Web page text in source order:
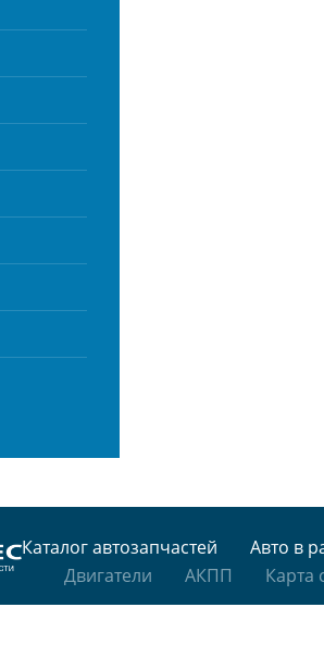
Каталог автозапчастей
Авто в
Двигатели
АКПП Карта